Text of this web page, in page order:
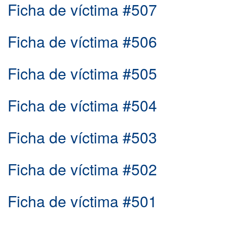
Ficha de víctima #507
Ficha de víctima #506
Ficha de víctima #505
Ficha de víctima #504
Ficha de víctima #503
Ficha de víctima #502
Ficha de víctima #501